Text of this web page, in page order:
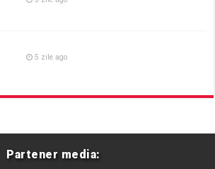
5 zile ago
Partener media: